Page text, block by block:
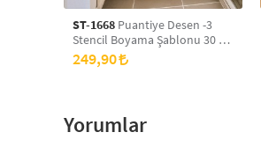
ST-1668 Puantiye Desen -3
Stencil Boyama Şablonu 30 x
30 cm, Duvar Stencil, Fayans
Stencil, Mobilya Stencil
249,90
Yorumlar